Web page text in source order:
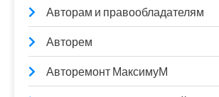
Авторам и правообладателям
Авторем
Авторемонт МаксимуМ